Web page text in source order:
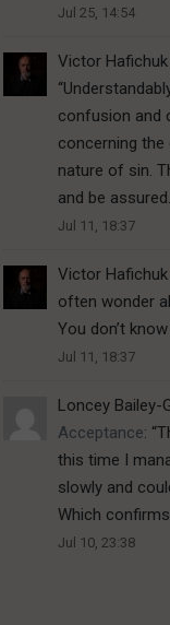
Jul 25, 14:54
Victor Hafichuk
“
confusion and
concerning the
nature of sin.
and be
Jul 11, 18:37
Victor Hafichuk
often wonder
You don’t
Jul 11, 18:37
Loncey Bailey-
Acceptance: “
this time I
slowly and
Which
Jul 10, 23:38